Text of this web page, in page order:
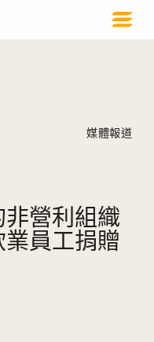
媒體報道
營利組織
員工捐贈